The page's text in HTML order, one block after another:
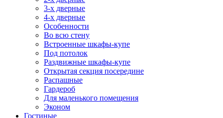
3-х дверные
4-х дверные
Особенности
Во всю стену
Встроенные шкафы-купе
Под потолок
Раздвижные шкафы-купе
Открытая секция посередине
Распашные
Гардероб
Для маленького помещения
Эконом
Гостиные